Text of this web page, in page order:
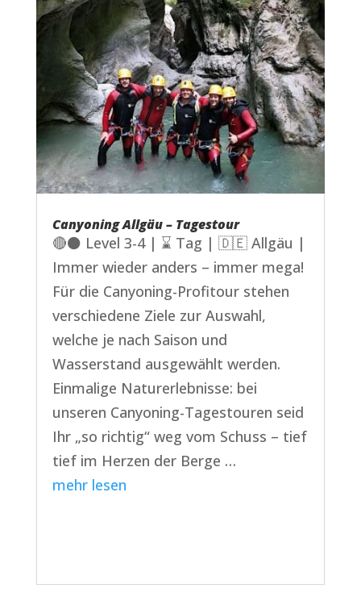
Canyoning Allgäu – Tagestour
🔴⚫ Level 3-4 | ⌛ Tag | 🇩🇪 Allgäu |
Immer wieder anders – immer mega!
Für die Canyoning-Profitour stehen
verschiedene Ziele zur Auswahl,
welche je nach Saison und
Wasserstand ausgewählt werden.
Einmalige Naturerlebnisse: bei
unseren Canyoning-Tagestouren seid
Ihr „so richtig“ weg vom Schuss – tief
tief im Herzen der Berge …
mehr lesen